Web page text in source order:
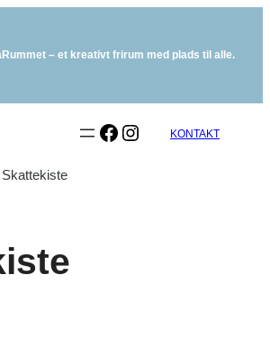
– et kreativt frirum med plads til alle.
Facebook
Instagram
KONTAKT